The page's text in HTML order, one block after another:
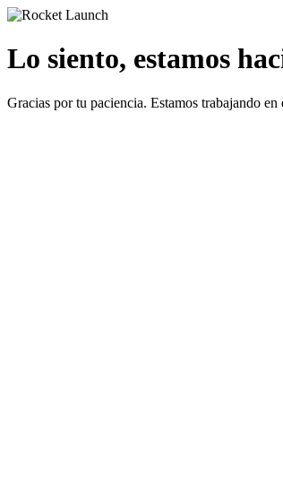
Lo siento, estamos
Gracias por tu paciencia. Estamos trabajando